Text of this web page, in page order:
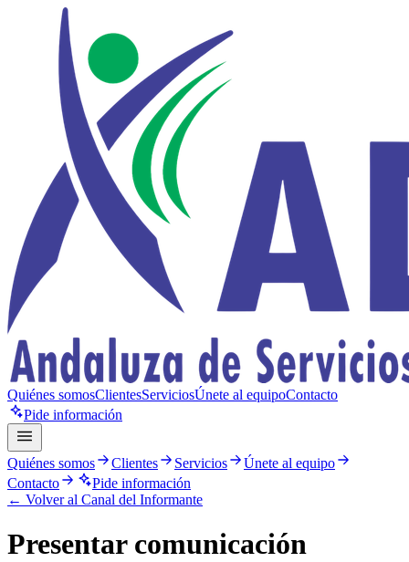
Quiénes somosClientesServiciosÚnete al equipoContacto
Pide información
Quiénes somos Clientes Servicios
Únete al equipo
Contacto
Pide información
← Volver al Canal del Informante
Presentar comunicación